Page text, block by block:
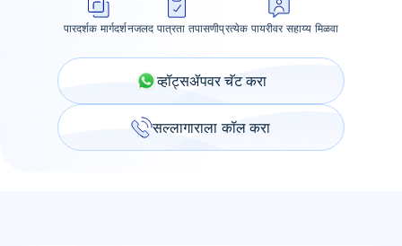
पारदर्शक मार्गदर्शनजलद पात्रता तपासणीप्रत्येक पायरीवर सहाय्य मिळवा
व्हॉट्सॲपवर चॅट करा
सल्लागाराला कॉल करा